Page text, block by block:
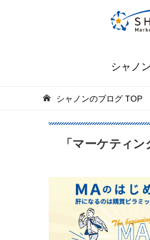
シャノ
シャノンのブログ TOP
「マーケティ